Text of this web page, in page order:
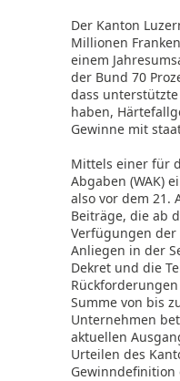
Der Kanton
Millionen
einem
der Bund 70
dass
haben,
Gewinne mit
Mittels einer für
Abgaben (WAK)
also vor dem 21.
Beiträge, die ab
Verfügungen
Anliegen in der
Dekret und die
Summe von bis
Unternehmen
aktuellen
Urteilen des